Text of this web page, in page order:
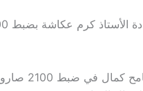
كما نجحت إدارة